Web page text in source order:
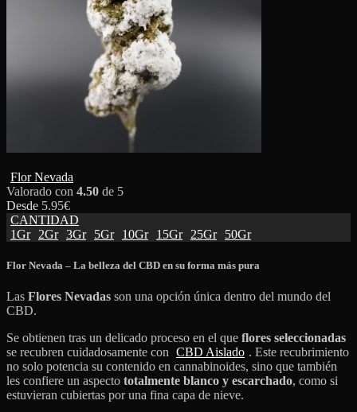
Flor Nevada
Valorado con 4.50 de 5
Desde 5.95€
CANTIDAD
1Gr
2Gr 3Gr 5Gr 10Gr 15Gr 25Gr 50Gr
Flor Nevada – La belleza del CBD en su forma más pura
Las Flores Nevadas son una opción única dentro del mundo del
CBD.
Se obtienen tras un delicado proceso en el que flores seleccionadas
se recubren cuidadosamente con CBD Aislado . Este recubrimiento
no solo potencia su contenido en cannabinoides, sino que también
les confiere un aspecto totalmente blanco y escarchado, como si
estuvieran cubiertas por una fina capa de nieve.